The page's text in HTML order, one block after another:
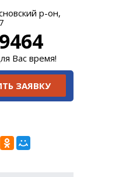
р-он,
Вас время!
ЗАЯВКУ